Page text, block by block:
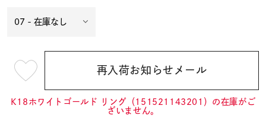
¥61,600 (tax
in)
再入荷お知らせメール
K18ホワイトゴールド リング（151521143201）の在庫がご
ざいません。